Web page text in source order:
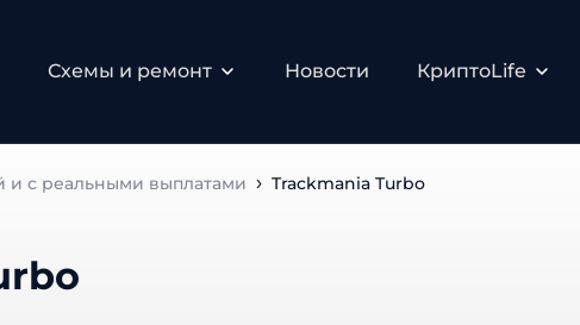
Схемы и ремонт Новости КриптоLife
с реальными выплатами Trackmania Turbo